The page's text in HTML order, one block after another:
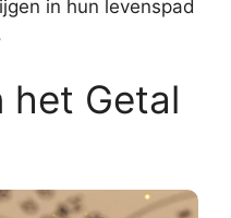
in hun levenspad
het Getal